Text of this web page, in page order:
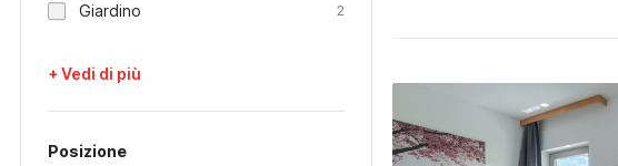
Giardino 2
+ Vedi di più
Posizione